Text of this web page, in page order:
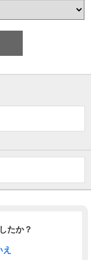
たか？
え